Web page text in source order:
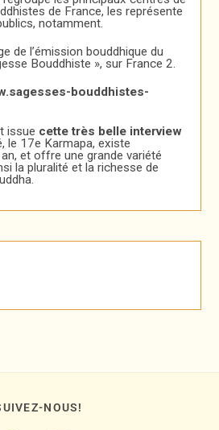
de France, les représente
notamment.
de l’émission bouddhique du
Bouddhiste », sur France 2.
bouddhistes-
issue cette très belle interview
le 17e Karmapa, existe
et offre une grande variété
la pluralité et la richesse de
NOUS!